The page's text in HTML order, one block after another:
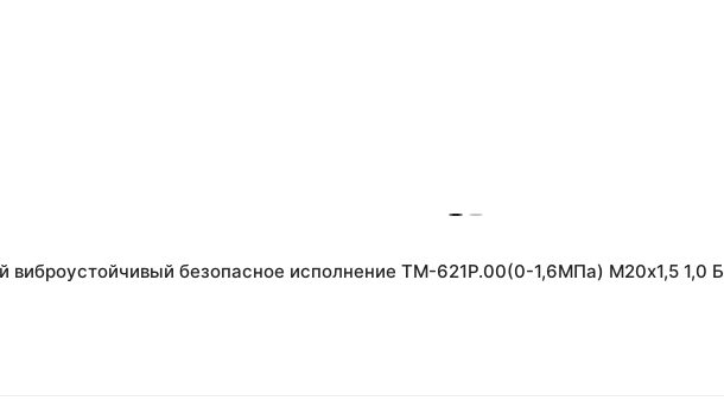
виброустойчивый безопасное исполнение ТМ-621Р.00(0-1,6МПа) М20х1,5 1,0 Б